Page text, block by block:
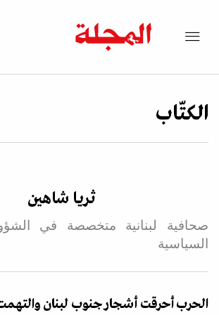
الكتّاب
ثريا شاهين
صحافية لبنانية متخصصة في
السياسية
الحرب أحرقت أشجار جنوب لبنان